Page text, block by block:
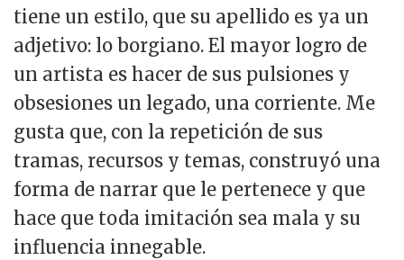
tiene un estilo, que su apellido es ya un
adjetivo: lo borgiano. El mayor logro de
un artista es hacer de sus pulsiones y
obsesiones un legado, una corriente. Me
gusta que, con la repetición de sus
tramas, recursos y temas, construyó una
forma de narrar que le pertenece y que
hace que toda imitación sea mala y su
influencia innegable.